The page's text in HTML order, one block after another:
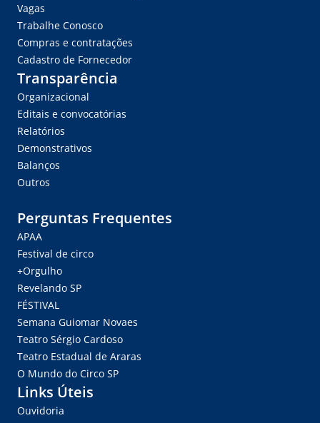
Vagas
Trabalhe Conosco
Compras e contratações
Cadastro de Fornecedor
Transparência
Organizacional
Editais e convocatórias
Relatórios
Demonstrativos
Balanços
Outros
Perguntas Frequentes
APAA
Festival de circo
+Orgulho
Revelando SP
FÉSTIVAL
Semana Guiomar Novaes
Teatro Sérgio Cardoso
Teatro Estadual de Araras
O Mundo do Circo SP
Links Úteis
Ouvidoria